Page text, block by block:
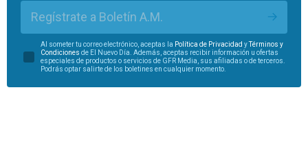
Regístrate a Boletín A.M.
Al someter tu correo electrónico, aceptas la Política de Privacidad yTérminos y
Condiciones de El Nuevo Día. Además, aceptas recibir información u ofertas
especiales de productos o servicios de GFR Media, sus afiliadas o de terceros.
Podrás optar salirte de los boletines en cualquier momento.